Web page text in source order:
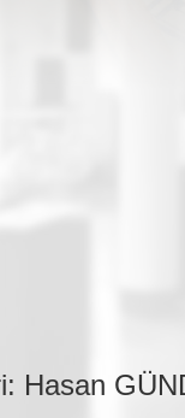
Hasan